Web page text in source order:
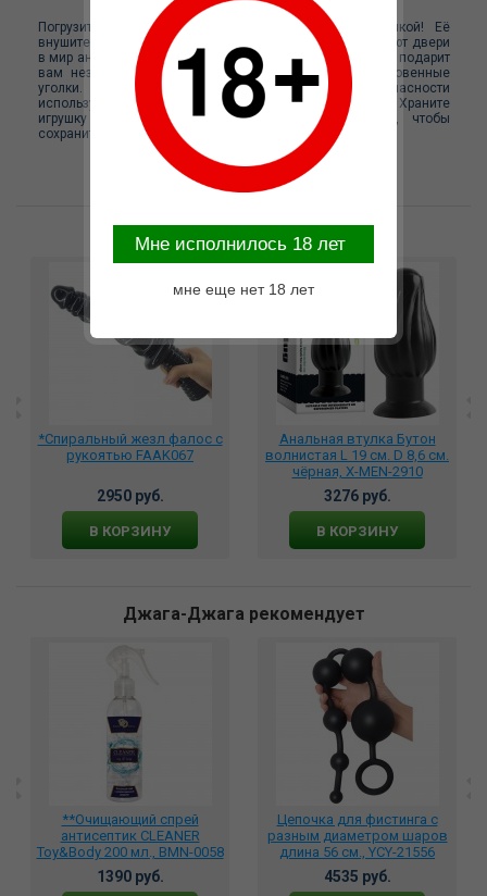
Погрузитесь в мир новых ощущений с этой игрушкой! Её
внушительная
длина в 24 см и диаметр 4.5 см
открывают двери
в мир анального фистинга. Фантазийный рельеф пробки подарит
вам незабываемый массаж, пробуждая самые сокровенные
уголки. Для максимального комфорта и безопасности
используйте смазку на водной или гибридной основе. Храните
игрушку отдельно от других силиконовых изделий, чтобы
сохранить её первозданную форму и свойства.
Возможные варианты замены
*Спиральный жезл фалос с
рукоятью FAAK067
2950 руб.
В КОРЗИНУ
Анальная втулка Бутон
волнистая L 19 см. D 8,6 см.
чёрная, X-MEN-2910
3276 руб.
В КОРЗИНУ
Джага-Джага рекомендует
**Очищающий спрей
антисептик CLEANER
Toy&Body 200 мл., BMN-0058
1390 руб.
Цепочка для фистинга с
разным диаметром шаров
длина 56 см., YCY-21556
4535 руб.
Mне исполнилось 18 лет
мне еще нет 18 лет